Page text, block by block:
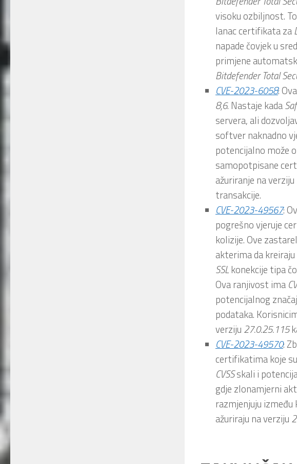
visoku ozbiljnost.
lanac certifikata za
napade čovjek u
primjene
Bitdefender Total
CVE-2023-6058:
8,6. Nastaje kada
servera, ali
softver naknadno
potencijalno može
samopotpisane
ažuriranje na verziju
transakcije.
CVE-2023-49567:
pogrešno vjeruje
kolizije. Ove
akterima da
SSLkonekcije tipa
Ova ranjivost ima
potencijalnog
podataka.
verziju 27.0.25.115
CVE-2023-49570:
certifikatima koje
CVSSskali i
gdje zlonamjerni
razmjenjuju
ažuriraju na verziju